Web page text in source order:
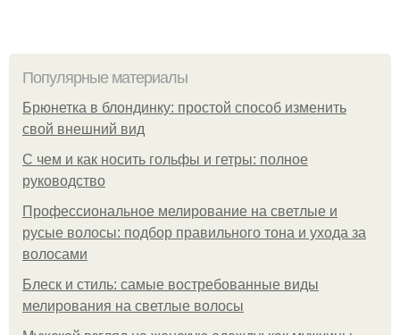
Популярные материалы
Брюнетка в блондинку: простой способ изменить
свой внешний вид
С чем и как носить гольфы и гетры: полное
руководство
Профессиональное мелирование на светлые и
русые волосы: подбор правильного тона и ухода за
волосами
Блеск и стиль: самые востребованные виды
мелирования на светлые волосы